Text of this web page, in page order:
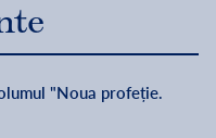
"Noua profeție.